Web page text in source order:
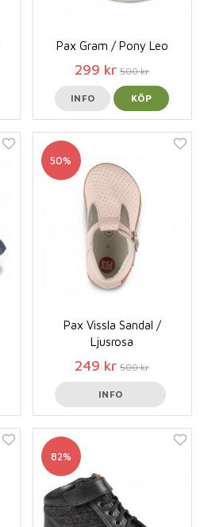
Pax Gram / Pony Leo
299 kr 500 kr
INFO KÖP
50%
Pax Vissla Sandal /
Ljusrosa
249 kr 500 kr
INFO
82%